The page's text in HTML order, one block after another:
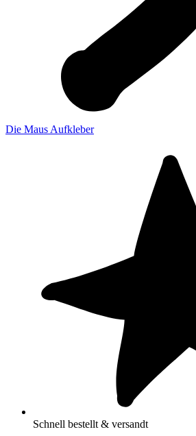
Die Maus Aufkleber
Schnell bestellt & versandt